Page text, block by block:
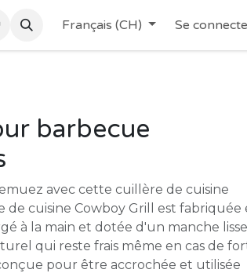
Français (CH) Se
barbecue
avec cette cuillère de cuisine
de cuisine Cowboy Grill est fabriquée
à la main et dotée d'un manche lisse
qui reste frais même en cas de
pour être accrochée et utilisée